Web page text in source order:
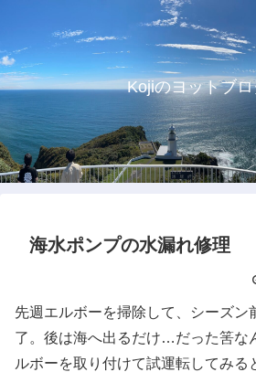
Kojiのヨットブ
海水ポンプの水漏れ修理
先週エルボーを掃除して、シーズン
了。後は海へ出るだけ…だった筈な
ルボーを取り付けて試運転してみる